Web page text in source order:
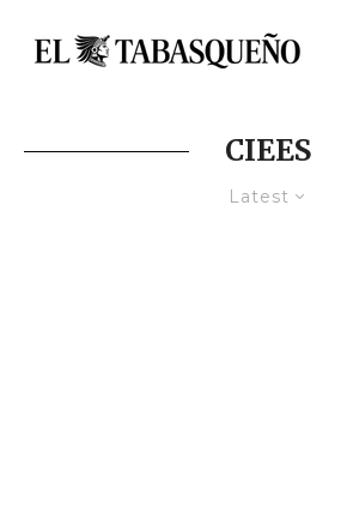
CIEES
Latest